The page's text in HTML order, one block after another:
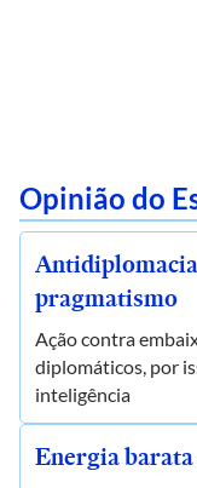
Opinião do
pragmatismo
Ação contra
diplomáticos, por
inteligência
Energia